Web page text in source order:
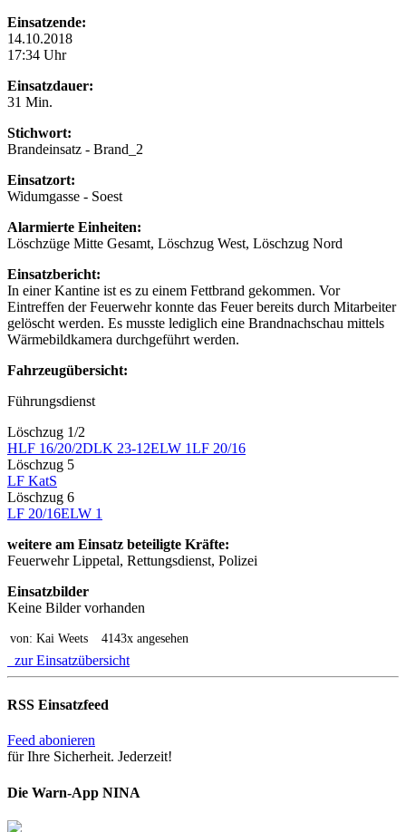
Einsatzende:
14.10.2018
17:34 Uhr
Einsatzdauer:
31 Min.
Stichwort:
Brandeinsatz - Brand_2
Einsatzort:
Widumgasse - Soest
Alarmierte Einheiten:
Löschzüge Mitte Gesamt, Löschzug West, Löschzug Nord
Einsatzbericht:
In einer Kantine ist es zu einem Fettbrand gekommen. Vor
Eintreffen der Feuerwehr konnte das Feuer bereits durch Mitarbeiter
gelöscht werden. Es musste lediglich eine Brandnachschau mittels
Wärmebildkamera durchgeführt werden.
Fahrzeugübersicht:
Führungsdienst
Löschzug 1/2
HLF 16/20/2DLK 23-12ELW 1LF 20/16
Löschzug 5
LF KatS
Löschzug 6
LF 20/16ELW 1
weitere am Einsatz beteiligte Kräfte:
Feuerwehr Lippetal, Rettungsdienst, Polizei
Einsatzbilder
Keine Bilder vorhanden
von: Kai Weets 4143x angesehen
zur Einsatzübersicht
RSS Einsatzfeed
Feed abonieren
für Ihre Sicherheit. Jederzeit!
Die Warn-App NINA